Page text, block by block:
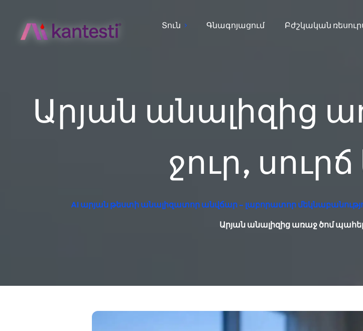
Տուն Գնագոյացում Բժշկական
Արյան անալիզից
ջուր,
AI արյան թեստի անալիզատոր անվճար – լաբորատոր
Արյան անալիզից առաջ ծոմ